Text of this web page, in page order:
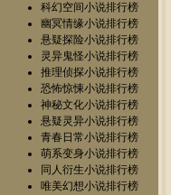
科幻空间小说排行榜
幽冥情缘小说排行榜
悬疑探险小说排行榜
灵异鬼怪小说排行榜
推理侦探小说排行榜
恐怖惊悚小说排行榜
神秘文化小说排行榜
悬疑灵异小说排行榜
青春日常小说排行榜
萌系变身小说排行榜
同人衍生小说排行榜
唯美幻想小说排行榜